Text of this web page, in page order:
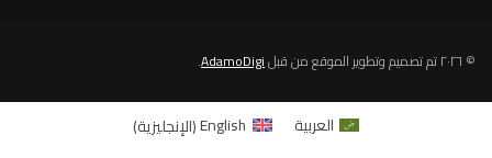
© ٢٠٢٦ تم تصميم وتطوير الموقع من قبل AdamoDigi
.
العربية English
(الإنجليزية)